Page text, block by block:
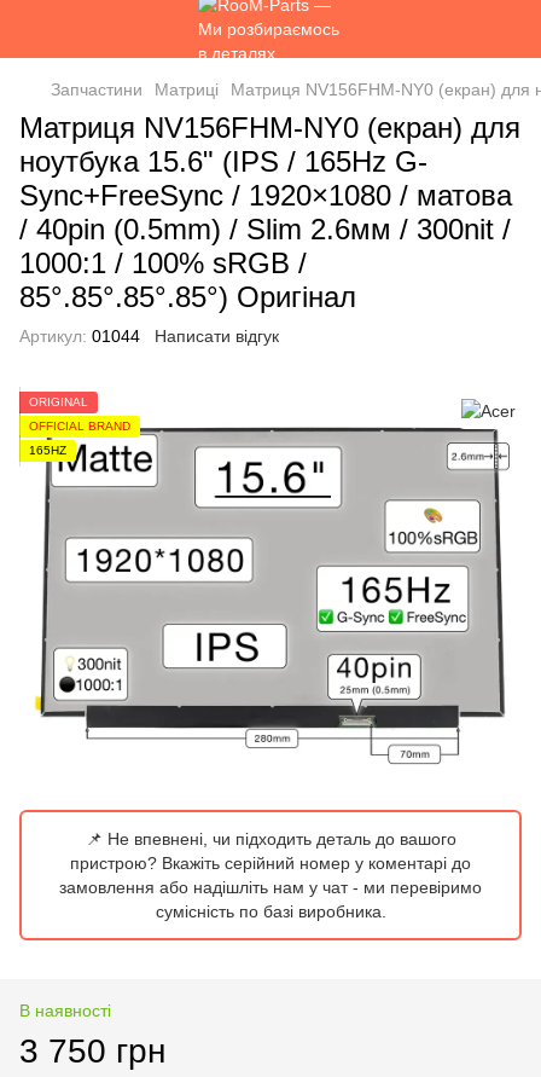
Запчастини Матриці Матриця NV156FHM-NY0 (екран) для
Матриця NV156FHM-NY0 (екран) для
ноутбука 15.6" (IPS / 165Hz G-
Sync+FreeSync / 1920×1080 / матова
/ 40pin (0.5mm) / Slim 2.6мм / 300nit /
1000:1 / 100% sRGB /
85°.85°.85°.85°) Оригінал
Артикул: 01044 Написати відгук
ORIGINAL
OFFICIAL BRAND
165HZ
📌 Не впевнені, чи підходить деталь до вашого
пристрою? Вкажіть серійний номер у коментарі до
замовлення або надішліть нам у чат - ми перевіримо
сумісність по базі виробника.
В наявності
3 750 грн